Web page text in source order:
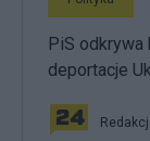
PiS odkrywa
deportacje